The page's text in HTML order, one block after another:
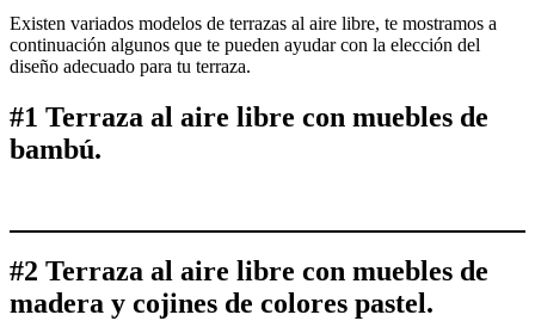
Existen variados modelos de terrazas al aire libre, te mostramos a
continuación algunos que te pueden ayudar con la elección del
diseño adecuado para tu terraza.
#1 Terraza al aire libre con muebles de
bambú.
#2 Terraza al aire libre con muebles de
madera y cojines de colores pastel.